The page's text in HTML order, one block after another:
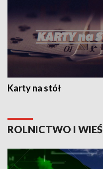
Karty na stół
ROLNICTWO I WIEŚ